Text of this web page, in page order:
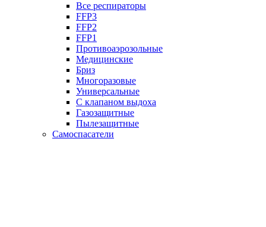
Все респираторы
FFP3
FFP2
FFP1
Противоаэрозольные
Медицинские
Бриз
Многоразовые
Универсальные
С клапаном выдоха
Газозащитные
Пылезащитные
Самоспасатели